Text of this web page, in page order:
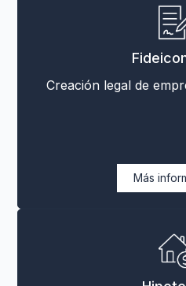
Creación legal de
Más